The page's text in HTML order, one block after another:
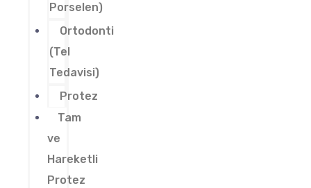
Porselen)
Ortodonti
(Tel
Tedavisi)
Protez
Tam
ve
Hareketli
Protez